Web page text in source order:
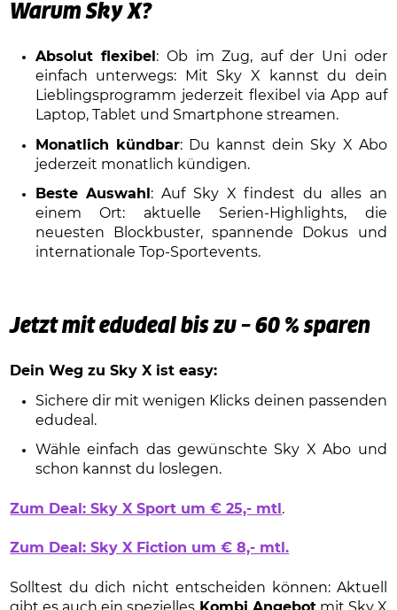
Warum Sky X?
Absolut flexibel : Ob im Zug, auf der Uni oder
einfach unterwegs: Mit Sky X kannst du dein
Lieblingsprogramm jederzeit flexibel via App auf
Laptop, Tablet und Smartphone streamen.
Monatlich kündbar: Du kannst dein Sky X Abo
jederzeit monatlich kündigen.
Beste Auswahl : Auf Sky X findest du alles an
einem Ort: aktuelle Serien-Highlights, die
neuesten Blockbuster, spannende Dokus und
internationale Top-Sportevents.
Jetzt mit edudeal bis zu – 60 % sparen
Dein Weg zu Sky X ist easy:
Sichere dir mit wenigen Klicks deinen passenden
edudeal.
Wähle einfach das gewünschte Sky X Abo und
schon kannst du loslegen.
Zum Deal: Sky X Sport um € 25,- mtl .
Zum Deal: Sky X Fiction um € 8,- mtl.
Solltest du dich nicht entscheiden können: Aktuell